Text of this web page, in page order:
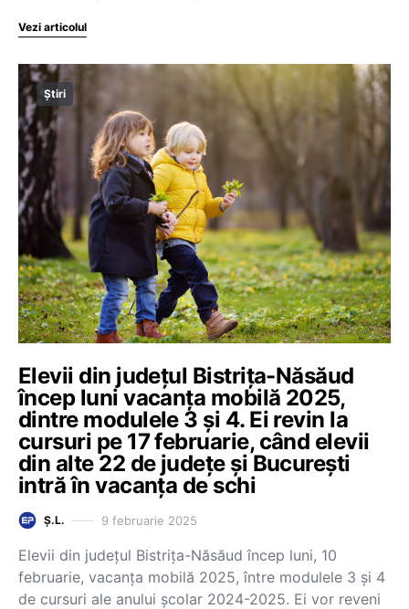
Vezi articolul
Știri
Elevii din județul Bistrița-Năsăud
încep luni vacanța mobilă 2025,
dintre modulele 3 și 4. Ei revin la
cursuri pe 17 februarie, când elevii
din alte 22 de județe și București
intră în vacanța de schi
Ș.L. 9 februarie 2025
Elevii din județul Bistrița-Năsăud încep luni, 10
februarie, vacanța mobilă 2025, între modulele 3 și 4
de cursuri ale anului școlar 2024-2025. Ei vor reveni